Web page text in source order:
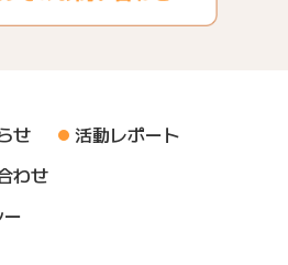
せ
活動レポート
わせ